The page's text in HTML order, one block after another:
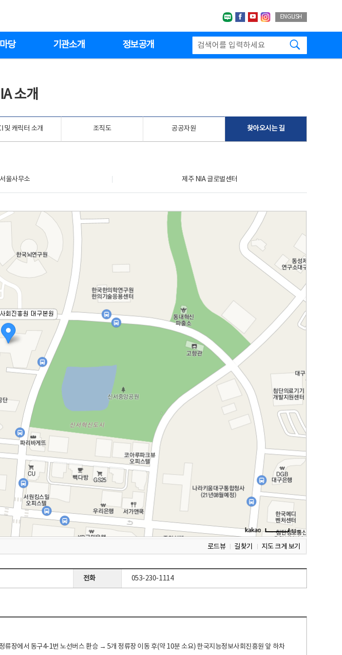
네이버블로그
페이스북
유투브인스타그랩
ENGLISH
당 기관소개 정보공개
소개
및 캐릭터 소개 조직도 공공자원 찾아오시는 길
서울사무소 제주 NIA 글로벌센터
로드뷰 길찾기 지도 크게 보기
전화 053-230-1114
장에서 동구4-1번 노선버스 환승 → 5개 정류장 이동 후(약 10분 소요) 한국지능정보사회진흥원 앞 하차